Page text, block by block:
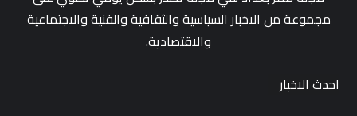
مجموعة من الاخبار السياسية والثقافية والفنية والاجتماعية
والاقتصادية.
احدث الاخبار